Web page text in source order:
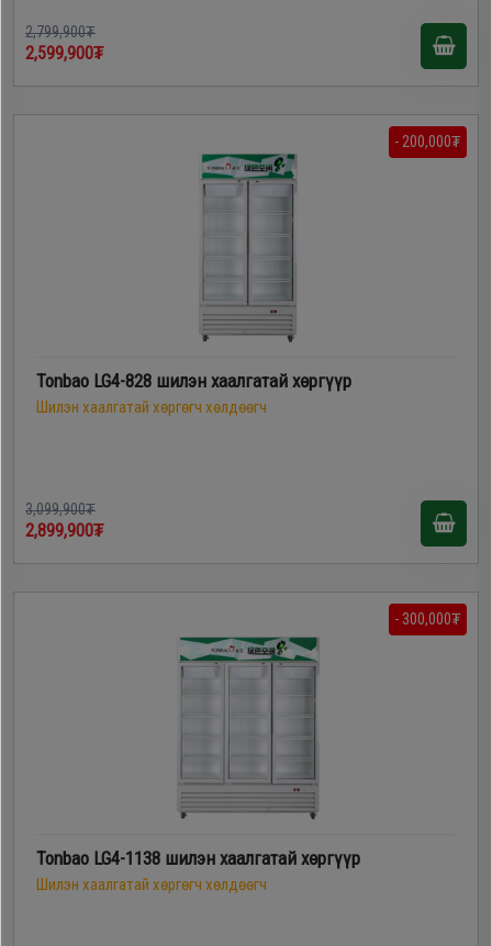
2,799,900₮
2,599,900₮
- 200,000₮
Tonbao LG4-828 шилэн хаалгатай хөргүүр
Шилэн хаалгатай хөргөгч хөлдөөгч
3,099,900₮
2,899,900₮
- 300,000₮
Tonbao LG4-1138 шилэн хаалгатай хөргүүр
Шилэн хаалгатай хөргөгч хөлдөөгч